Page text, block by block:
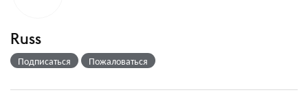
Russ
Подписаться Пожаловаться